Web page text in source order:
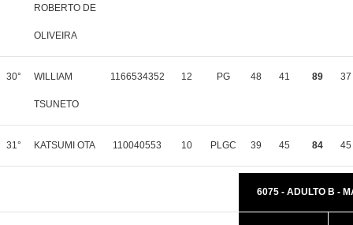
ROBERTO DE
OLIVEIRA
30° WILLIAM
TSUNETO
1166534352 12 PG 48 41 89 37
31° KATSUMI OTA 110040553 10 PLGC 39 45 84 45
6075 - ADULTO B -